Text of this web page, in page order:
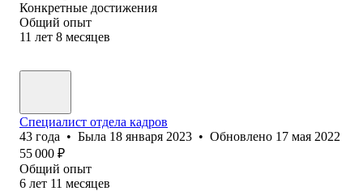
Конкретные достижения
Общий опыт
11 лет 8 месяцев
Специалист отдела кадров
43 года • Была 18 января 2023 • Обновлено 17 мая 2022
55 000 ₽
Общий опыт
6 лет 11 месяцев